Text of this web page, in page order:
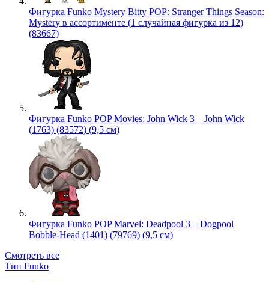
Фигурка Funko Mystery Bitty POP: Stranger Things Season:
Mystery в ассортименте (1 случайная фигурка из 12)
(83667)
Фигурка Funko POP Movies: John Wick 3 – John Wick
(1763) (83572) (9,5 см)
Фигурка Funko POP Marvel: Deadpool 3 – Dogpool
Bobble-Head (1401) (79769) (9,5 см)
Смотреть все
Тип Funko